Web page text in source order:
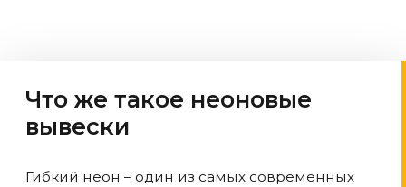
Что же такое неоновые
вывески
Гибкий неон – один из самых современных